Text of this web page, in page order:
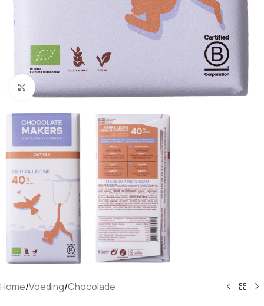
Klik om te vergroten
Home/Voeding/Chocolade